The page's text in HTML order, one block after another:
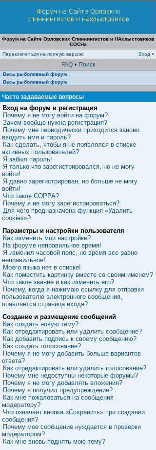
Форум на Сайте Орловских Спиннингистов и НАхлыстовиков
СОСНа
Переключиться на полную версию
Вход •
FAQ • Поиск
Весь рыболовный форум
Весь рыболовный форум
Часто задаваемые вопросы
Вход на форум и регистрация
Почему я не могу войти на форум?
Зачем вообще нужна регистрация?
Почему мне периодически приходится заново
вводить имя и пароль?
Как сделать, чтобы я не появлялся в списке
активных пользователей?
Я забыл пароль!
Я только что зарегистрировался, но не могу
войти!
Я давно зарегистрирован, но больше не могу
войти!
Что такое COPPA?
Почему я не могу зарегистрироваться?
Для чего предназначена функция «Удалить
cookies»?
Параметры и настройки пользователя
Как изменить мои настройки?
На форуме неправильное время!
Я изменил часовой пояс, но время все равно
неправильное!
Моего языка нет в списке!
Как поместить картинку вместе со своим именем?
Что такое звание и как изменить его?
Почему, когда я нажимаю ссылку для отправки
пользователю электронного сообщения,
появляется страница входа?
Создание и размещение сообщений
Как создать новую тему?
Как отредактировать или удалить сообщение?
Как добавить подпись к своему сообщению?
Как создать голосование?
Почему я не могу добавить больше вариантов
ответа?
Как отредактировать или удалить голосование?
Почему мне недоступны некоторые форумы?
Почему я не могу добавлять вложения?
Почему я получил предупреждение?
Как мне пожаловаться на сообщения
модератору?
Что означает кнопка «Сохранить» при создании
сообщения?
Почему мое сообщение нуждается в проверки
модератором?
Как мне вновь поднять мою тему?